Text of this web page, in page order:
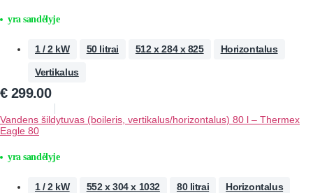
yra sandėlyje
1 / 2 kW 50 litrai 512 x 284 x 825 Horizontalus
Vertikalus
€299.00
Vandens šildytuvas (boileris, vertikalus/horizontalus) 80 l – Thermex
Eagle 80
yra sandėlyje
1 / 2 kW 552 x 304 x 1032 80 litrai Horizontalus